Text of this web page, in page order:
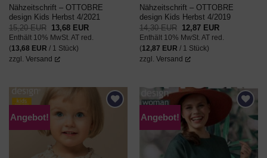
Nähzeitschrift – OTTOBRE
design Kids Herbst 4/2021
15,20EUR
Ursprünglicher
Preis
war:
15,20 EUR
13,68 EURAktueller
Preis
ist:
Enthält 10% MwSt. AT red.
(13,68 EUR / 1 Stück)
zzgl. Versand
Nähzeitschrift – OTTOBRE
design Kids Herbst 4/2019
14,30EUR
Ursprünglicher
Preis
war:
14,30 EUR
12,87 EURAktueller
Preis
ist:
Enthält 10% MwSt. AT red.
(12,87 EUR / 1 Stück)
zzgl. Versand
Angebot!
WUNSCHZETTEL
Angebot!
AUF DEN
WUNSCHZETTEL